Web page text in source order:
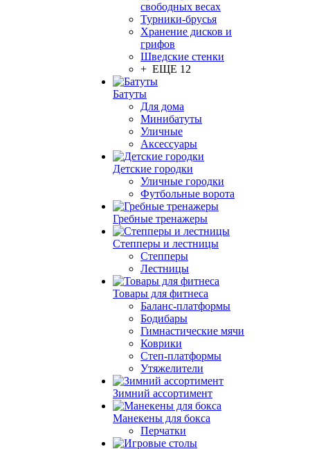
свободных весах
Турники-брусья
Хранение дисков и
грифов
Шведские стенки
+ ЕЩЕ 12
Батуты
Для дома
Минибатуты
Уличные
Аксессуары
Детские городки
Уличные городки
Футбольные ворота
Гребные тренажеры
Степперы и лестницы
Степперы
Лестницы
Товары для фитнеса
Баланс-платформы
Бодибары
Гимнастические мячи
Коврики
Степ-платформы
Утяжелители
Зимний ассортимент
Манекены для бокса
Перчатки